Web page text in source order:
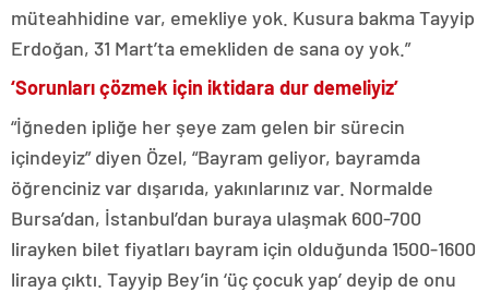
müteahhidine var, emekliye yok. Kusura bakma Tayyip
Erdoğan, 31 Mart’ta emekliden de sana oy yok.”
‘Sorunları çözmek için iktidara dur demeliyiz’
“İğneden ipliğe her şeye zam gelen bir sürecin
içindeyiz” diyen Özel, “Bayram geliyor, bayramda
öğrenciniz var dışarıda, yakınlarınız var. Normalde
Bursa’dan, İstanbul’dan buraya ulaşmak 600-700
lirayken bilet fiyatları bayram için olduğunda 1500-1600
liraya çıktı. Tayyip Bey’in ‘üç çocuk yap’ deyip de onu